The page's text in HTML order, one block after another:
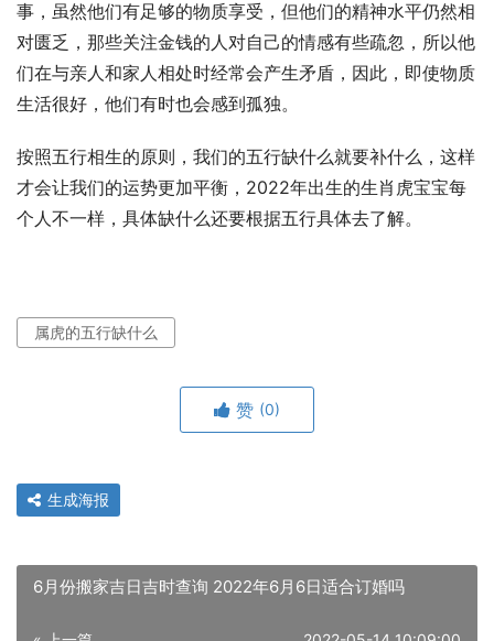
事，虽然他们有足够的物质享受，但他们的精神水平仍然相
对匮乏，那些关注金钱的人对自己的情感有些疏忽，所以他
们在与亲人和家人相处时经常会产生矛盾，因此，即使物质
生活很好，他们有时也会感到孤独。
按照五行相生的原则，我们的五行缺什么就要补什么，这样
才会让我们的运势更加平衡，2022年出生的生肖虎宝宝每
个人不一样，具体缺什么还要根据五行具体去了解。
属虎的五行缺什么
赞 (0)
生成海报
6月份搬家吉日吉时查询 2022年6月6日适合订婚吗